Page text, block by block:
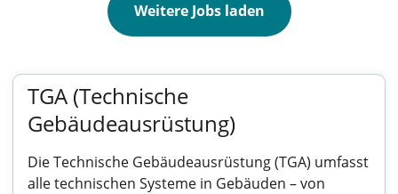
Weitere Jobs laden
TGA (Technische
Gebäudeausrüstung)
Die Technische Gebäudeausrüstung (TGA) umfasst
alle technischen Systeme in Gebäuden – von